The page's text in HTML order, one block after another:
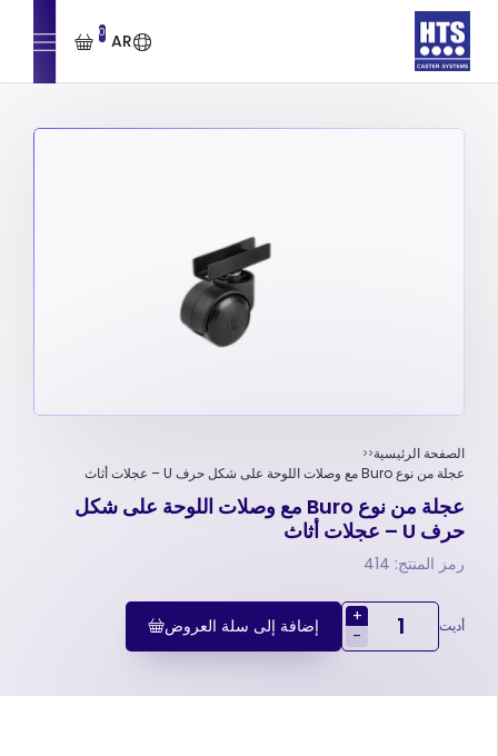
AR
0
الصفحة الرئيسية
عجلة من نوع Buro مع وصلات اللوحة على شكل حرف U – عجلات أثاث
عجلة من نوع Buro مع وصلات اللوحة على شكل
حرف U – عجلات أثاث
رمز المنتج: 414
أديت
+
-
إضافة إلى سلة العروض